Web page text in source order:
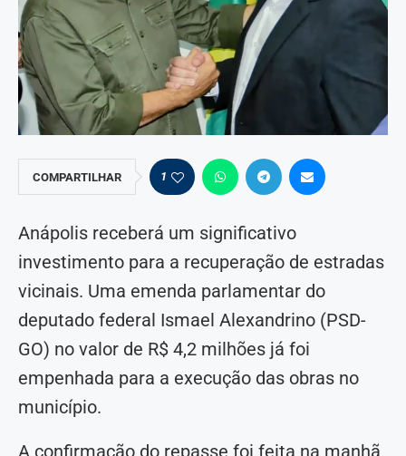
COMPARTILHAR 1
Anápolis receberá um significativo
investimento para a recuperação de estradas
vicinais. Uma emenda parlamentar do
deputado federal Ismael Alexandrino (PSD-
GO) no valor de R$ 4,2 milhões já foi
empenhada para a execução das obras no
município.
A confirmação do repasse foi feita na manhã